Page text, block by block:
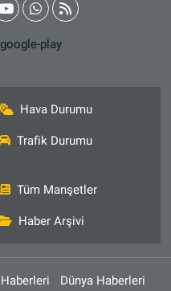
Hava Durumu
Trafik Durumu
Tüm Manşetler
Haber Arşivi
Dünya Haberleri